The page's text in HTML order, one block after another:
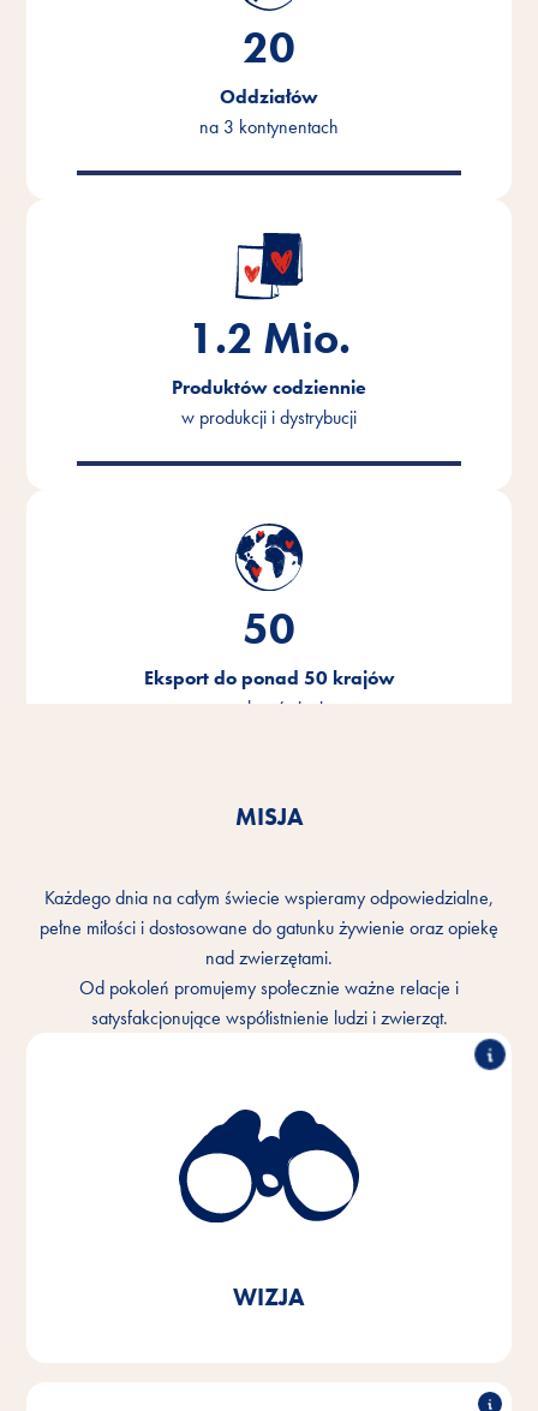
20
Oddziałów
na 3 kontynentach
1.2 Mio.
Produktów codziennie
w produkcji i dystrybucji
50
Eksport do ponad 50 krajów
na całym świecie
MISJA
Każdego dnia na całym świecie wspieramy odpowiedzialne,
pełne miłości i dostosowane do gatunku żywienie oraz opiekę
nad zwierzętami.
Od pokoleń promujemy społecznie ważne relacje i
satysfakcjonujące współistnienie ludzi i zwierząt.
WIZJA
oraz chcemy, aby ta więź była jeszcze lepsza
każdego dnia. W każdym domu ze zwierzętami i na
całym świecie.
Vitakraft. Z miłości.